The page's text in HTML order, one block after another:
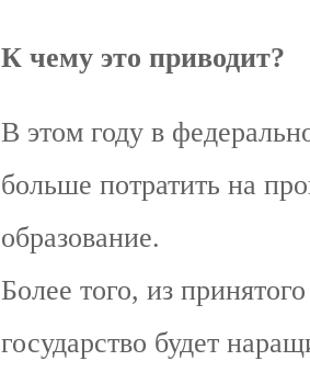
К чему это приводит?
В этом году в
больше потратить на
образование.
Более того, из
государство будет